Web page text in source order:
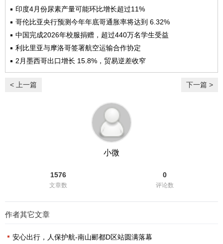
印度4月份尿素产量可能环比增长超过11%
哥伦比亚央行预测今年年底哥通胀率将达到 6.32%
中国完成2026年校服捐赠，超过440万名学生受益
利比里亚与摩洛哥签署航空运输合作协定
2月墨西哥出口增长 15.8%，贸易逆差收窄
< 上一篇 下一篇 >
小微
1576
文章数
0
评论数
作者其它文章
安心出行，人保护航-南山郦都D区站圆满落幕